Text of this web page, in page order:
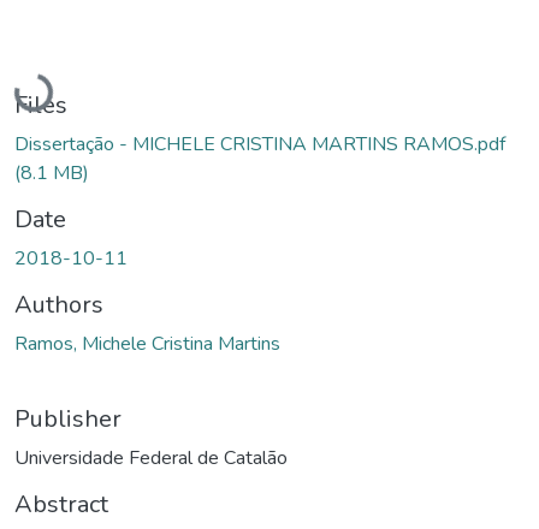
Loading...
Files
Dissertação - MICHELE CRISTINA MARTINS RAMOS.pdf
(8.1 MB)
Date
2018-10-11
Authors
Ramos, Michele Cristina Martins
Publisher
Universidade Federal de Catalão
Abstract